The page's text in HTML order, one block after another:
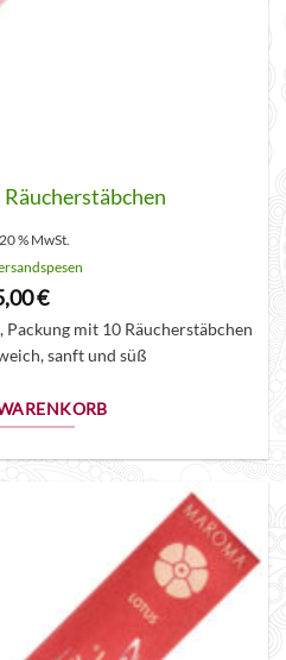
% MwSt.
€
mit 10 Räucherstäbchen
sanft und süß